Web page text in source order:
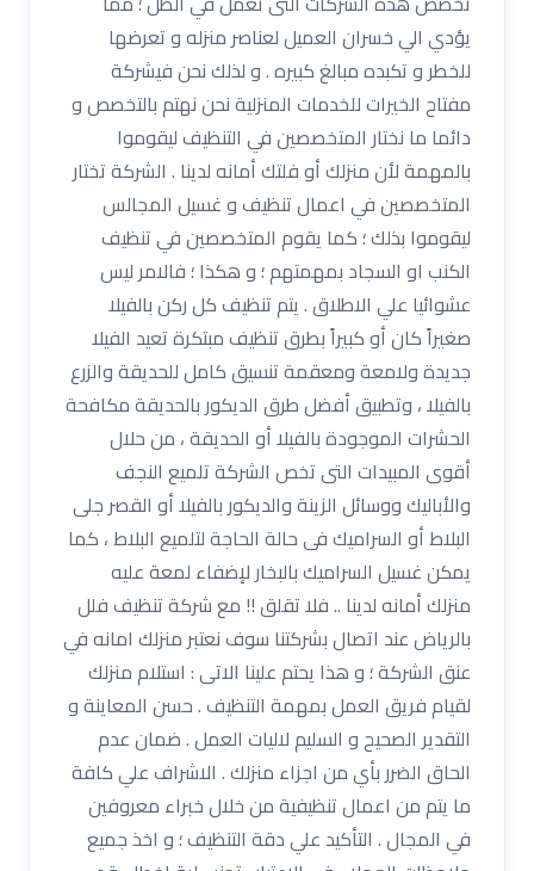
يؤدي الي خسران العميل لعناصر منزله و تعرضها
للخطر و تكبده مبالغ كبيره . و لذلك نحن فيشركة
مفتاح الخيرات للخدمات المنزلية نحن نهتم بالتخصص و
دائما ما نختار المتخصصين في التنظيف ليقوموا
بالمهمة لأن منزلك أو فلتك أمانه لدينا . الشركة تختار
المتخصصين في اعمال تنظيف و غسيل المجالس
ليقوموا بذلك ؛ كما يقوم المتخصصين في تنظيف
الكنب او السجاد بمهمتهم ؛ و هكذا ؛ فالامر ليس
عشوائيا علي الاطلاق . يتم تنظيف كل ركن بالفيلا
صغيراً كان أو كبيراً بطرق تنظيف مبتكرة تعيد الفيلا
جديدة ولامعة ومعقمة تنسيق كامل للحديقة والزرع
بالفيلا ، وتطبيق أفضل طرق الديكور بالحديقة مكافحة
الحشرات الموجودة بالفيلا أو الحديقة ، من حلال
أقوى المبيدات التى تخص الشركة تلميع النجف
والأباليك ووسائل الزينة والديكور بالفيلا أو القصر جلى
البلاط أو السراميك فى حالة الحاجة لتلميع البلاط ، كما
يمكن غسيل السراميك بالبخار لإضفاء لمعة عليه
منزلك أمانه لدينا .. فلا تقلق !! مع شركة تنظيف فلل
بالرياض عند اتصال بشركتنا سوف نعتبر منزلك امانه في
عنق الشركة ؛ و هذا يحتم علينا الاتى : استلام منزلك
لقيام فريق العمل بمهمة التنظيف . حسن المعاينة و
التقدير الصحيح و السليم لاليات العمل . ضمان عدم
الحاق الضرر بأي من اجزاء منزلك . الاشراف علي كافة
ما يتم من اعمال تنظيفية من خلال خبراء معروفين
في المجال . التأكيد علي دقة التنظيف ؛ و اخذ جميع